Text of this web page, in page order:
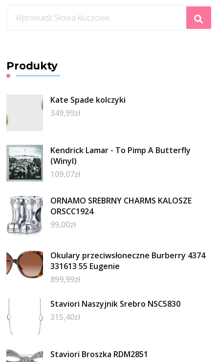
czegoś?
Produkty
Kate Spade kolczyki
349,99zł
Kendrick Lamar - To Pimp A Butterfly
(Winyl)
109,07zł
ORNAMO SREBRNY CHARMS KALOSZE
ORSCC1924
99,00zł
Okulary przeciwsłoneczne Burberry 4374
331613 55 Eugenie
899,99zł
Staviori Naszyjnik Srebro NSC5830
315,40zł
Staviori Broszka RDM2851